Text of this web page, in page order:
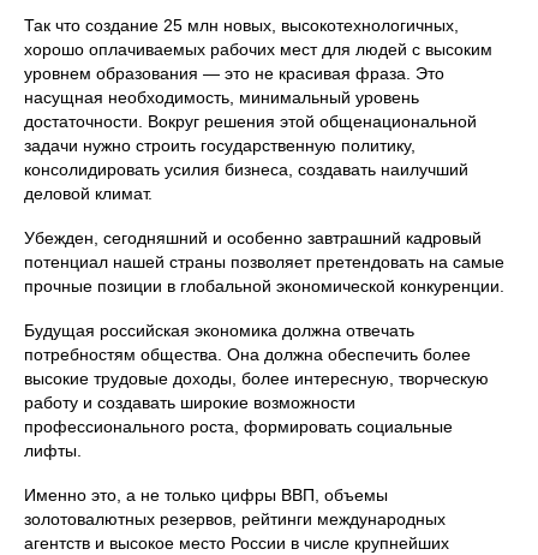
Так что создание 25 млн новых, высокотехнологичных,
хорошо оплачиваемых рабочих мест для людей с высоким
уровнем образования — это не красивая фраза. Это
насущная необходимость, минимальный уровень
достаточности. Вокруг решения этой общенациональной
задачи нужно строить государственную политику,
консолидировать усилия бизнеса, создавать наилучший
деловой климат.
Убежден, сегодняшний и особенно завтрашний кадровый
потенциал нашей страны позволяет претендовать на самые
прочные позиции в глобальной экономической конкуренции.
Будущая российская экономика должна отвечать
потребностям общества. Она должна обеспечить более
высокие трудовые доходы, более интересную, творческую
работу и создавать широкие возможности
профессионального роста, формировать социальные
лифты.
Именно это, а не только цифры ВВП, объемы
золотовалютных резервов, рейтинги международных
агентств и высокое место России в числе крупнейших